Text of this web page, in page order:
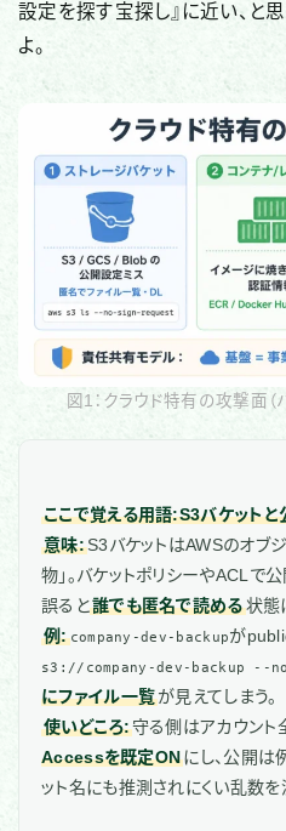
設定を探す宝探し』に近い、と
よ。
図1：クラウド特有の攻撃面（
ここで覚える用語:S3バケット
意味:S3バケットはAWSのオブ
物」。バケットポリシーやACLで
誤ると誰でも匿名で読める状態
例:company-dev-backupが
s3://company-dev-backup --
にファイル一覧が見えてしまう。
使いどころ:守る側はアカウント
Accessを既定ONにし、公開は
ット名にも推測されにくい乱数を